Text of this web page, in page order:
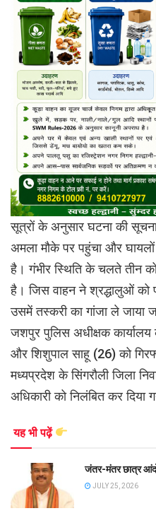
सूत्रों के अनुसार घटना की
अमला मौके पर पहुंचा और
है। गंभीर स्थिति के चलते तीन
है। जिस वाहन ने श्रद्धालुओं
उसमें तस्करी का गांजा ले जाया
जशपुर पुलिस अधीक्षक
और शिशुपाल साहू (26) को
मध्यप्रदेश के सिंगरौली जिला
अधिकारी को निलंबित कर दिया
यह भी पढ़ें
जंतर-मंतर छात्र
JULY 25, 2026